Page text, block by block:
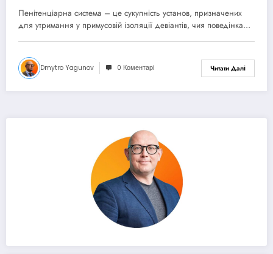
Пенітенціарна система – це сукупність установ, призначених
для утримання у примусовій ізоляції девіантів, чия поведінка…
Dmytro Yagunov 0 Коментарі Читати Далі